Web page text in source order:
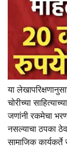
या
चोरीच्या
जणांनी रकमेचा
नसल्याचा ठपका
सामाजिक